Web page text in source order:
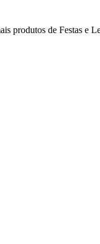
produtos de Festas e